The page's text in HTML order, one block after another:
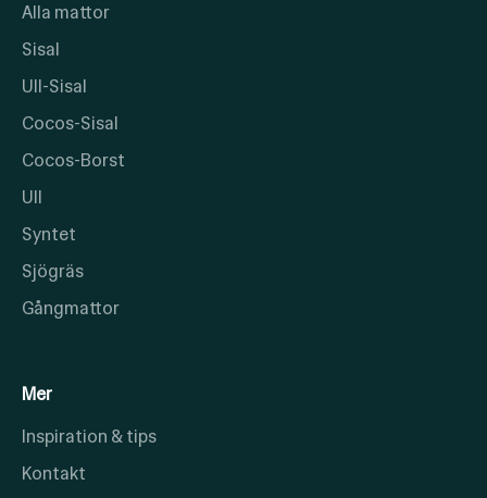
Alla mattor
Sisal
Ull-Sisal
Cocos-Sisal
Cocos-Borst
Ull
Syntet
Sjögräs
Gångmattor
Mer
Inspiration & tips
Kontakt